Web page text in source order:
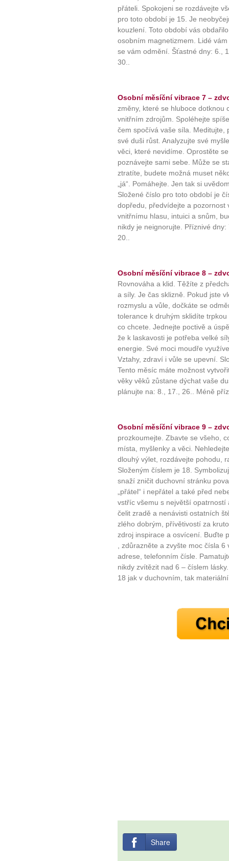
10 tipů
Máte pocit, že jste unaveni
Jak mít více energie
Jak vnést do života
Jak být šťastnější
přáteli. Spokojeni se rozdávejte
pro toto období je 15. Je
kouzlení. Toto období vás
osobním magnetizmem. Lidé
se vám odmění. Šťastné dny: 6.,
30..
Osobní měsíční vibrace 7 –
změny, které se hluboce dotknou
vnitřním zdrojům. Spoléhejte
čem spočívá vaše síla. Meditujte,
své duši růst. Analyzujte své
věci, které nevidíme. Oprostěte
poznávejte sami sebe. Může se
ztratíte, budete možná muset
„já“. Pomáhejte. Jen tak si
Složené číslo pro toto období je
dopředu, předvídejte a pozornost
vnitřnímu hlasu, intuici a snům,
nikdy je neignorujte. Příznivé
20..
Osobní měsíční vibrace 8 –
Rovnováha a klid. Těžíte z
a síly. Je čas sklizně. Pokud jste
rozmyslu a vůle, dočkáte se
tolerance k druhým sklidíte
co chcete. Jednejte poctivě a
že k laskavosti je potřeba velké
energie. Své moci moudře
Vztahy, zdraví i vůle se upevní.
Tento měsíc máte možnost
věky věků zůstane dýchat vaše
plánujte na: 8., 17., 26.. Méně
Osobní měsíční vibrace 9 –
prozkoumejte. Zbavte se všeho,
místa, myšlenky a věci.
dlouhý výlet, rozdávejte pohodu,
Složeným číslem je 18.
snaží zničit duchovní stránku
„přátel“ i nepřátel a také před
vstříc všemu s největší
čelit zradě a nenávisti ostatních
zlého dobrým, přívětivostí za
zdroj inspirace a osvícení. Buďte
, zdůrazněte a zvyšte moc čísla
adrese, telefonním čísle.
nikdy zvítězit nad 6 – číslem
18 jak v duchovním, tak
Share